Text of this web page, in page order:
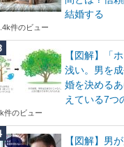
結婚する
件のビュー
【図解】「
浅い。男を
婚を決める
えている7つ
件のビュー
【図解】男